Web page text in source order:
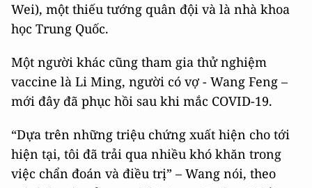
Wei), một thiếu tướng quân đội và là nhà khoa
học Trung Quốc.
Một người khác cũng tham gia thử nghiệm
vaccine là Li Ming, người có vợ - Wang Feng –
mới đây đã phục hồi sau khi mắc COVID-19.
“Dựa trên những triệu chứng xuất hiện cho tới
hiện tại, tôi đã trải qua nhiều khó khăn trong
việc chẩn đoán và điều trị” – Wang nói, theo